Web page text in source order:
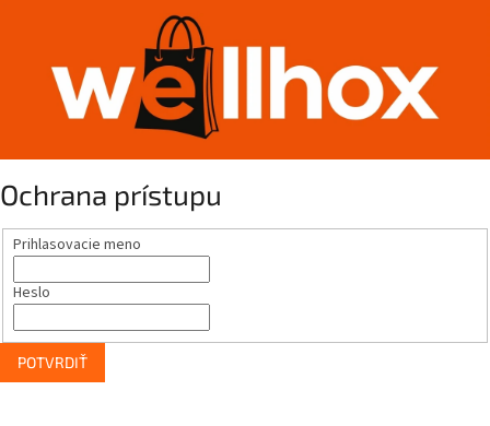
Ochrana prístupu
Prihlasovacie meno
Heslo
POTVRDIŤ